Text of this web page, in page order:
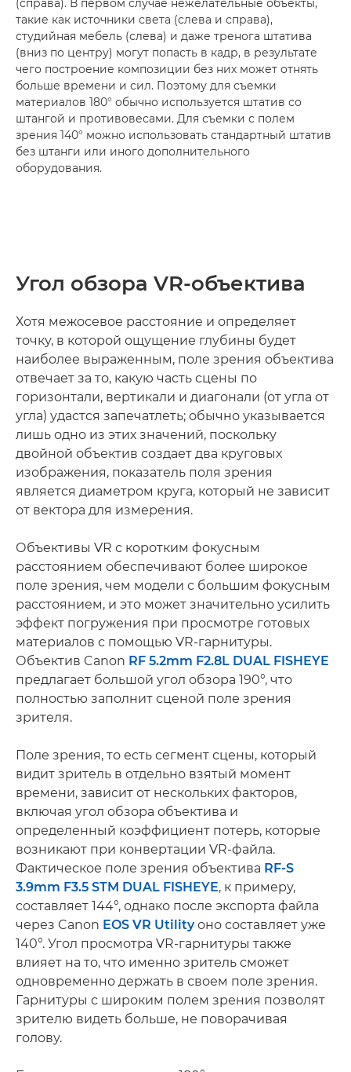
(справа). В первом случае нежелательные объекты,
такие как источники света (слева и справа),
студийная мебель (слева) и даже тренога штатива
(вниз по центру) могут попасть в кадр, в результате
чего построение композиции без них может отнять
больше времени и сил. Поэтому для съемки
материалов 180° обычно используется штатив со
штангой и противовесами. Для съемки с полем
зрения 140° можно использовать стандартный штатив
без штанги или иного дополнительного
оборудования.
Угол обзора VR-объектива
Хотя межосевое расстояние и определяет
точку, в которой ощущение глубины будет
наиболее выраженным, поле зрения объектива
отвечает за то, какую часть сцены по
горизонтали, вертикали и диагонали (от угла от
угла) удастся запечатлеть; обычно указывается
лишь одно из этих значений, поскольку
двойной объектив создает два круговых
изображения, показатель поля зрения
является диаметром круга, который не зависит
от вектора для измерения.
Объективы VR с коротким фокусным
расстоянием обеспечивают более широкое
поле зрения, чем модели с большим фокусным
расстоянием, и это может значительно усилить
эффект погружения при просмотре готовых
материалов с помощью VR-гарнитуры.
Объектив Canon RF 5.2mm F2.8L DUAL FISHEYE
предлагает большой угол обзора 190°, что
полностью заполнит сценой поле зрения
зрителя.
Поле зрения, то есть сегмент сцены, который
видит зритель в отдельно взятый момент
времени, зависит от нескольких факторов,
включая угол обзора объектива и
определенный коэффициент потерь, которые
возникают при конвертации VR-файла.
Фактическое поле зрения объектива RF-S
3.9mm F3.5 STM DUAL FISHEYE, к примеру,
составляет 144°, однако после экспорта файла
через Canon EOS VR Utilityоно составляет уже
140°. Угол просмотра VR-гарнитуры также
влияет на то, что именно зритель сможет
одновременно держать в своем поле зрения.
Гарнитуры с широким полем зрения позволят
зрителю видеть больше, не поворачивая
голову.